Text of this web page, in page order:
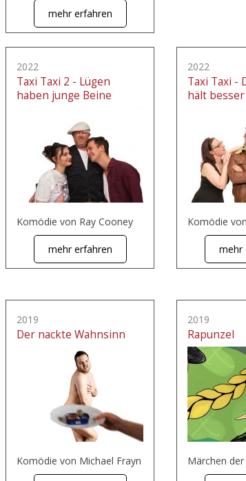
mehr erfahren
2022
Taxi Taxi 2 - Lügen
haben junge Beine
Komödie von Ray Cooney
mehr erfahren
2022
Taxi Taxi -
hält besser
Komödie
mehr
2019
Der nackte Wahnsinn
Komödie von Michael Frayn
2019
Rapunzel
Märchen